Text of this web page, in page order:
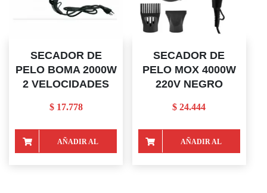
SECADOR DE
PELO BOMA 2000W
2 VELOCIDADES
$17.778
AÑADIR AL
SECADOR DE
PELO MOX 4000W
220V NEGRO
$ 24.444
AÑADIR AL